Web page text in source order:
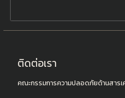
ติดต่อเรา
คณะกรรมการความปลอดภัยด้านสาร